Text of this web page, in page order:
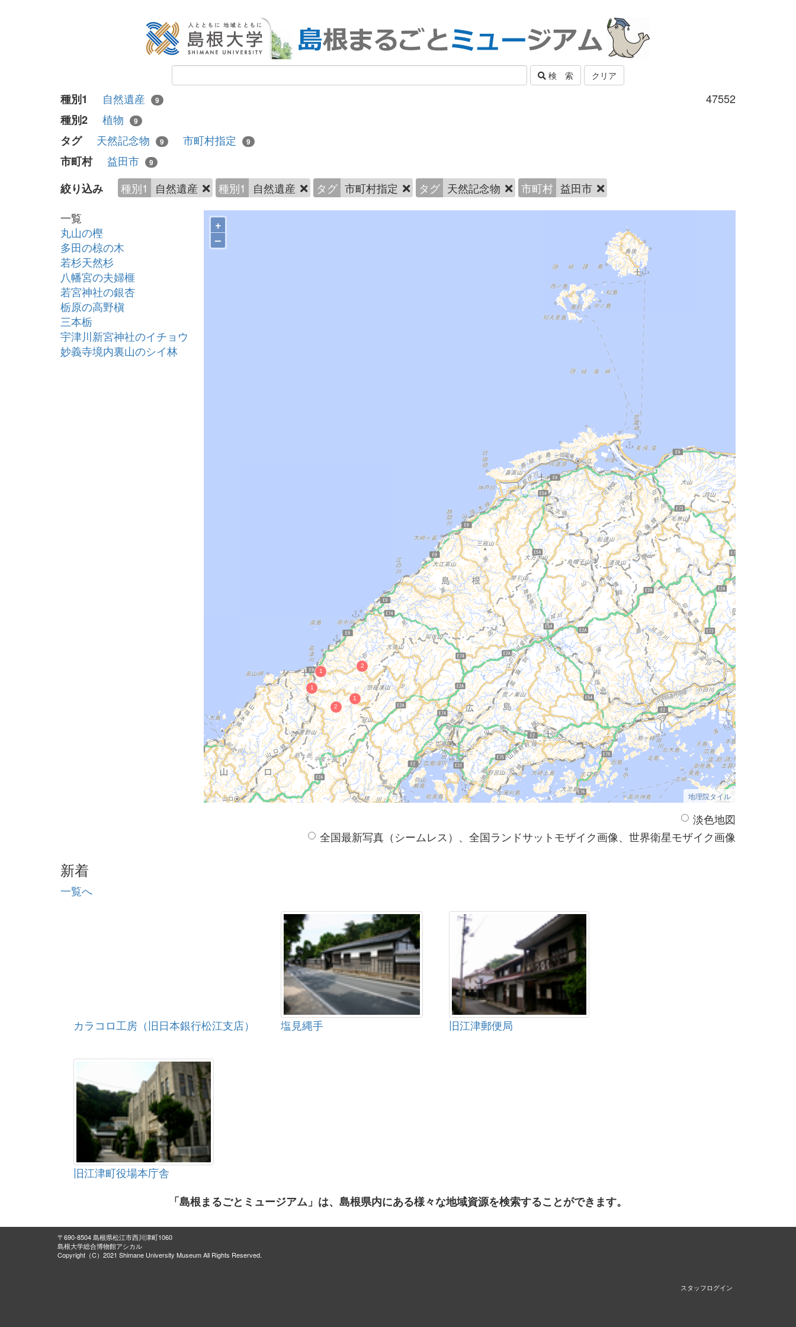
検 索 クリア
47552
種別1 自然遺産 9
種別2 植物 9
タグ 天然記念物 9 市町村指定 9
市町村 益田市 9
絞り込み 種別1 自然遺産 種別1 自然遺産 タグ 市町村指定 タグ 天然記念物 市町村 益田市
一覧
丸山の樫
多田の椋の木
若杉天然杉
八幡宮の夫婦榧
若宮神社の銀杏
栃原の高野槇
三本栃
宇津川新宮神社のイチョウ
妙義寺境内裏山のシイ林
+
–
地理院タイル
淡色地図
全国最新写真（シームレス）、全国ランドサットモザイク画像、世界衛星モザイク画像
新着
一覧へ
カラコロ工房（旧日本銀行松江支店） 塩見縄手 旧江津郵便局
旧江津町役場本庁舎
「島根まるごとミュージアム」は、島根県内にある様々な地域資源を検索することができます。
〒690-8504 島根県松江市西川津町1060
島根大学総合博物館アシカル
Copyright（C）2021 Shimane University Museum All Rights Reserved.
スタッフログイン